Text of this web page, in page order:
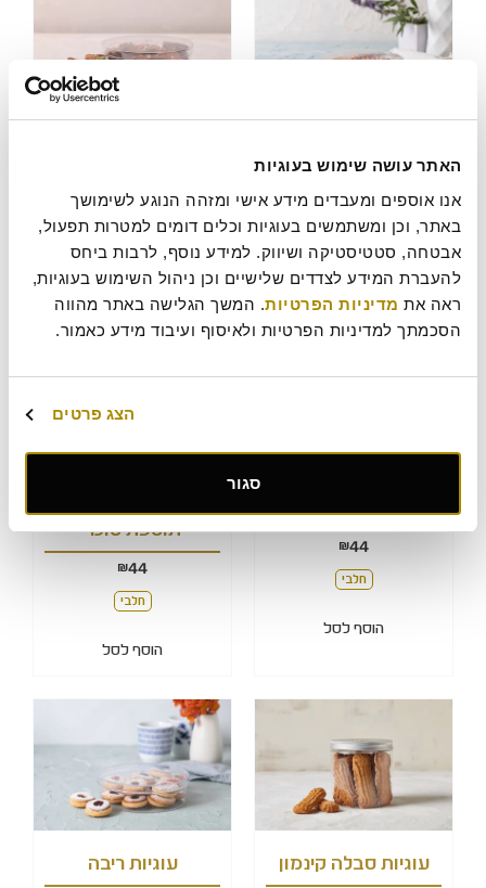
האתר עושה שימוש בעוגיות
ראה את מדיניות הפרטיות
הסכמתך למדיניות הפרטיות ולאיסוף ועיבוד מידע כאמור.
הצג פרטים
סגור
תוספת סוכר
44
₪
חלבי
46
₪
הוסף לסל
עוגיות סבתא תמרים
44
₪
חלבי
הוסף לסל
עוגיות פקאן ללא
תוספת סוכר
44
₪
חלבי
הוסף לסל
עוגיות סבלה קינמון עוגיות ריבה